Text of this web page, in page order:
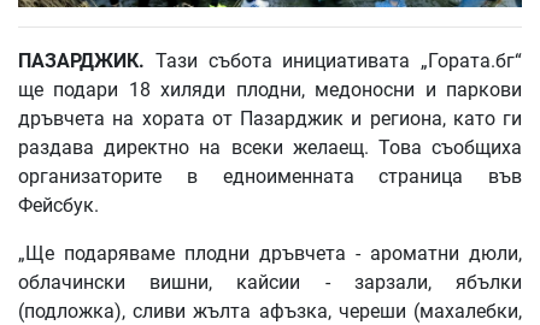
ПАЗАРДЖИК. Тази събота инициативата „Гората.бг“
ще подари 18 хиляди плодни, медоносни и паркови
дръвчета на хората от Пазарджик и региона, като ги
раздава директно на всеки желаещ. Това съобщиха
организаторите в едноименната страница във
Фейсбук.
„Ще подаряваме плодни дръвчета - ароматни дюли,
облачински вишни, кайсии - зарзали, ябълки
(подложка), сливи жълта афъзка, череши (махалебки,